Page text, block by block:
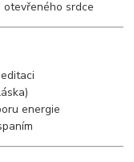
srdce
energie